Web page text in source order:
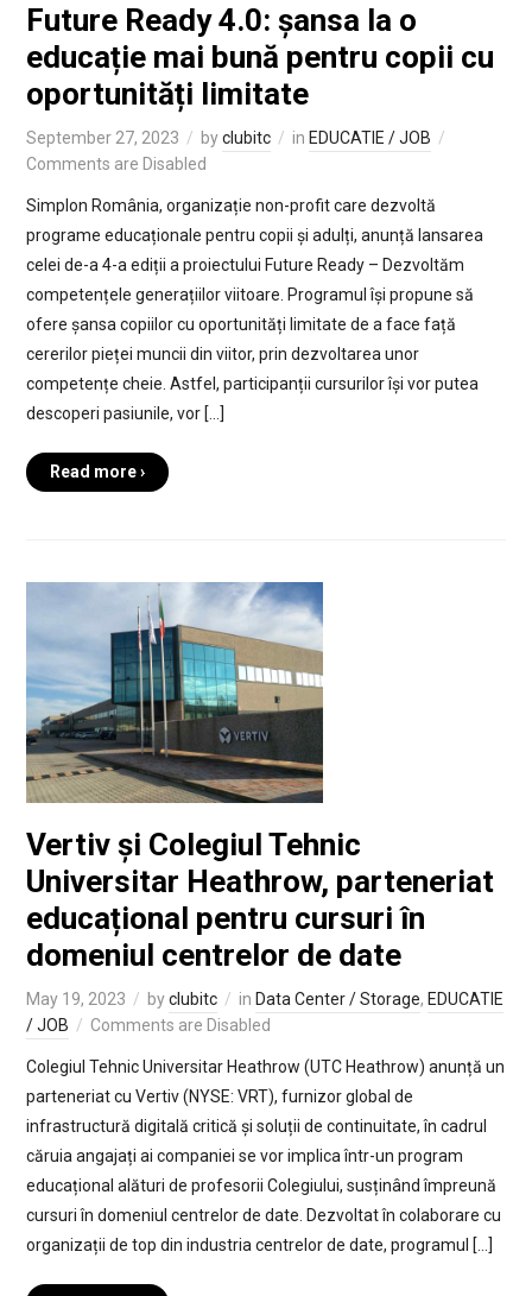
Future Ready 4.0: șansa la o
educație mai bună pentru copii cu
oportunități limitate
September 27, 2023 byclubitc in EDUCATIE / JOB
Comments are Disabled
Simplon România, organizație non-profit care dezvoltă
programe educaționale pentru copii și adulți, anunță lansarea
celei de-a 4-a ediții a proiectului Future Ready – Dezvoltăm
competențele generațiilor viitoare. Programul își propune să
ofere șansa copiilor cu oportunități limitate de a face față
cererilor pieței muncii din viitor, prin dezvoltarea unor
competențe cheie. Astfel, participanții cursurilor își vor putea
descoperi pasiunile, vor […]
Read more ›
Vertiv și Colegiul Tehnic
Universitar Heathrow, parteneriat
educațional pentru cursuri în
domeniul centrelor de date
May 19, 2023 byclubitc in Data Center / Storage, EDUCATIE
/ JOB
Comments are Disabled
Colegiul Tehnic Universitar Heathrow (UTC Heathrow) anunță un
parteneriat cu Vertiv (NYSE: VRT), furnizor global de
infrastructură digitală critică și soluții de continuitate, în cadrul
căruia angajați ai companiei se vor implica într-un program
educațional alături de profesorii Colegiului, susținând împreună
cursuri în domeniul centrelor de date. Dezvoltat în colaborare cu
organizații de top din industria centrelor de date, programul […]